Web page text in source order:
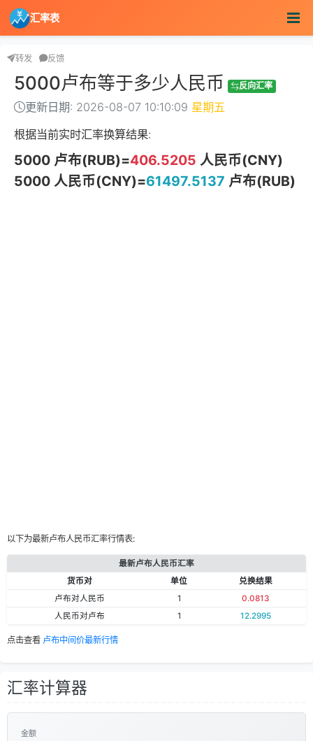
汇率表
转发 反馈
5000卢布等于多少人民币 反向汇率
更新日期: 2026-08-07 10:10:09 星期五
根据当前实时汇率换算结果:
5000 卢布(RUB)=406.5205 人民币(CNY)
5000 人民币(CNY)=61497.5137 卢布(RUB)
以下为最新卢布人民币汇率行情表:
最新卢布人民币汇率
货币对
单位
兑换结果
卢布对人民币
1
0.0813
人民币对卢布
1 12.2995
点击查看 卢布中间价最新行情
汇率计算器
金额